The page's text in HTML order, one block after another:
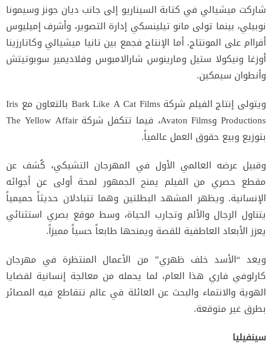
شاركت ميشيالي في كتابة السيناريو إلى جانب ديان جونز وسيمونا
نوبيلي، بينما تولى مانو تيلينسكي إدارة التصوير، وأشرف إميليوس
أفراام على المونتاج. أما الإنتاج فجمع بين تانيا ميشيالي وكاتارزينا
أوزغا ونيكولا ستيل ومارينوس شارالامبوس وفلاديمير سوبوتيتش
وأنطوان سيمكين.
ويتولى إنتاج الفيلم شركة Bark Like A Cat Films بالتعاون مع Iris
Productions وAvaton Films، فيما تتكفل شركة The Yellow Affair
بتوزيع وبيع حقوق العمل عالمياً.
وقبيل عرضه العالمي الأول في المهرجان التشيكي، كُشف عن
مقطع حصري من الفيلم يمنح الجمهور لمحة أولى عن أجوائه
الإنسانية. ويظهر المشهد البطلتين وهما تتبادلان حديثاً حميمياً
يتناول الرجال والألم وتجارب الحياة، وسط موقع بصري استثنائي
يعزز الأبعاد العاطفية للقصة ويمنحها طابعاً حسياً مميزاً.
ويعد “الأسد خلف ظهري” من الأعمال المنتظرة في مهرجان
كارلوفي فاري هذا العام، لما يحمله من معالجة إنسانية لقضايا
الهوية والانتماء والبحث عن العائلة في عالم تتقاطع فيه المصائر
بطرق غير متوقعة.
سينفيليا